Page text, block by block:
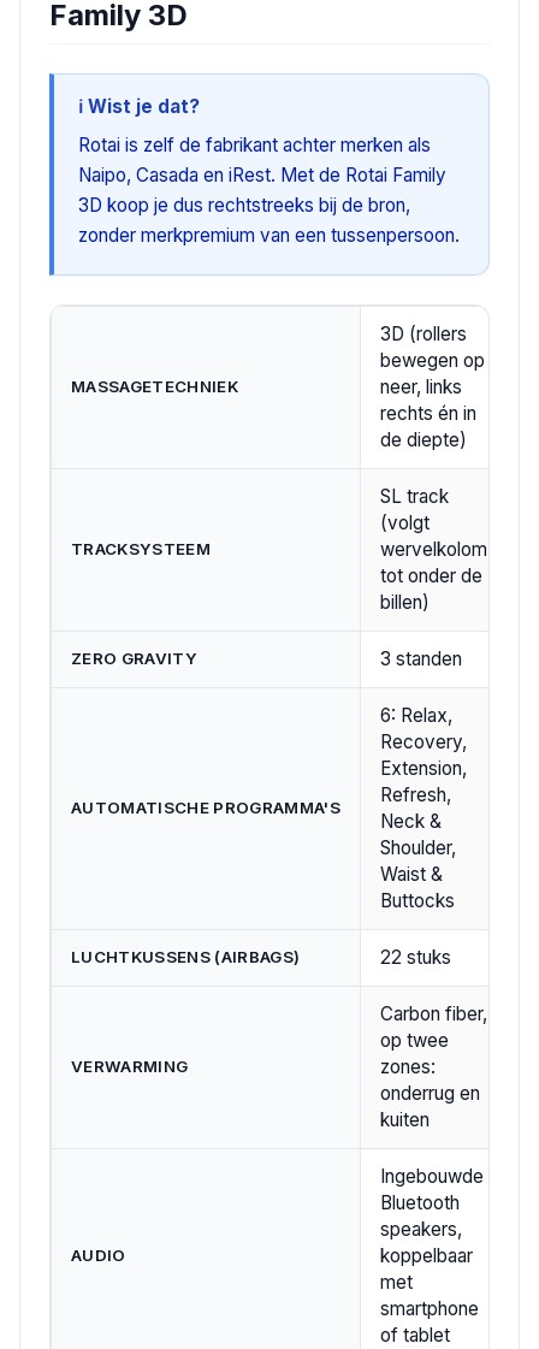
Family 3D
ℹ️ Wist je dat?
Rotai is zelf de fabrikant achter merken als
Naipo, Casada en iRest. Met de Rotai Family
3D koop je dus rechtstreeks bij de bron,
zonder merkpremium van een tussenpersoon.
MASSAGETECHNIEK
3D (rollers
bewegen op
neer, links
rechts én in
de diepte)
TRACKSYSTEEM
SL track
(volgt
wervelkolom
tot onder de
billen)
ZERO GRAVITY 3 standen
AUTOMATISCHE PROGRAMMA'S
6: Relax,
Recovery,
Extension,
Refresh,
Neck &
Shoulder,
Waist &
Buttocks
LUCHTKUSSENS (AIRBAGS) 22 stuks
VERWARMING
Carbon fiber,
op twee
zones:
onderrug en
kuiten
AUDIO
Ingebouwde
Bluetooth
speakers,
koppelbaar
met
smartphone
of tablet